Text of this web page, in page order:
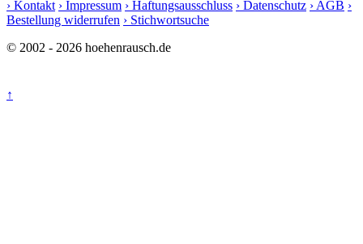
› Kontakt › Impressum › Haftungsausschluss › Datenschutz › AGB ›
Bestellung widerrufen › Stichwortsuche
© 2002 - 2026 hoehenrausch.de
↑